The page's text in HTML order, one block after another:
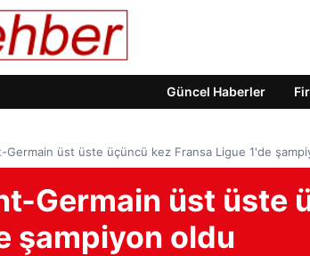
Güncel Haberler
Germain üst üste üçüncü kez Fransa Ligue 1'de
Germain üst üste
şampiyon oldu